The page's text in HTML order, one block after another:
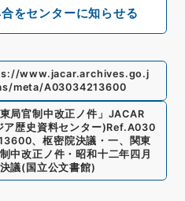
をセンターに知らせる
www.jacar.archives.go.j
meta/A03034213600
局官制中改正ノ件 」 JACAR
ア歴史資料センター)Ref.A030
、枢密院決議・一、関東
中改正ノ件・昭和十二年四月
議(国立公文書館)